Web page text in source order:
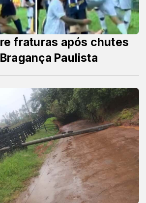
fraturas após chutes
Paulista